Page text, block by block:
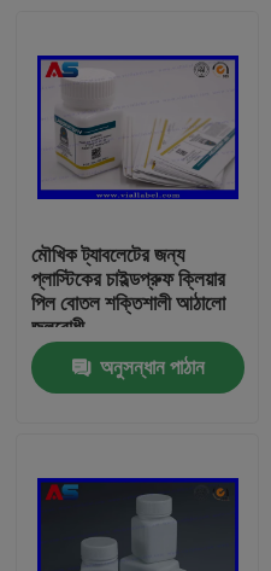
পণ্য
আমাদের সম্পর্কে
মৌখিক ট্যাবলেটের জন্য
প্লাস্টিকের চাইল্ডপ্রুফ ক্লিয়ার
পিল বোতল শক্তিশালী আঠালো
জলরোধী
অনুসন্ধান পাঠান